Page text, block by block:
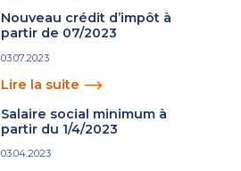
Nouveau crédit d’impôt à
partir de 07/2023
03.07.2023
Lire la suite
Salaire social minimum à
partir du 1/4/2023
03.04.2023